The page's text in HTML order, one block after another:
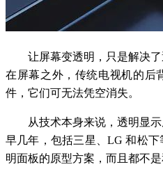
让屏幕变透明，只是解决
在屏幕之外，传统电视机的后
件，它们可无法凭空消失。
从技术本身来说，透明显
早几年，包括三星、LG 和松
明面板的原型方案，而且都不是